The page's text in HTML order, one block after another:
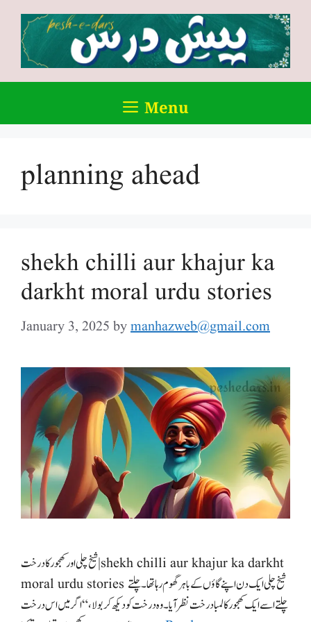
Skip
content
Menu
planning ahead
shekh chilli aur khajur ka
darkht moral urdu stories
January 3, 2025 bymanhazweb@gmail.com
شیخ چلی اور کھجور کا درخت|shekh chilli aur khajur ka darkht
moral urdu stories شیخ چلی ایک دن اپنے گاؤں کے باہر گھوم رہا تھا۔ چلتے
چلتے اسے ایک کھجور کا لمبا درخت نظر آیا۔ وہ درخت کو دیکھ کر بولا، “اگر میں اس درخت